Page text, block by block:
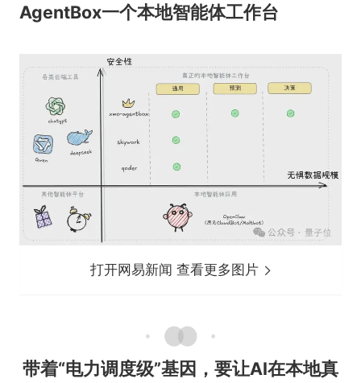
AgentBox一个本地智能体工作台
打开网易新闻 查看更多图片
带着“电力调度级”基因，要让AI在本地真